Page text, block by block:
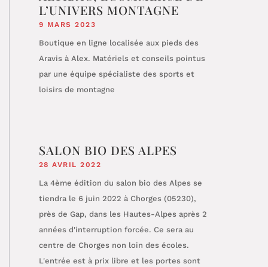
L’UNIVERS MONTAGNE
9 MARS 2023
Boutique en ligne localisée aux pieds des
Aravis à Alex. Matériels et conseils pointus
par une équipe spécialiste des sports et
loisirs de montagne
SALON BIO DES ALPES
28 AVRIL 2022
La 4ème édition du salon bio des Alpes se
tiendra le 6 juin 2022 à Chorges (05230),
près de Gap, dans les Hautes-Alpes après 2
années d'interruption forcée. Ce sera au
centre de Chorges non loin des écoles.
L'entrée est à prix libre et les portes sont